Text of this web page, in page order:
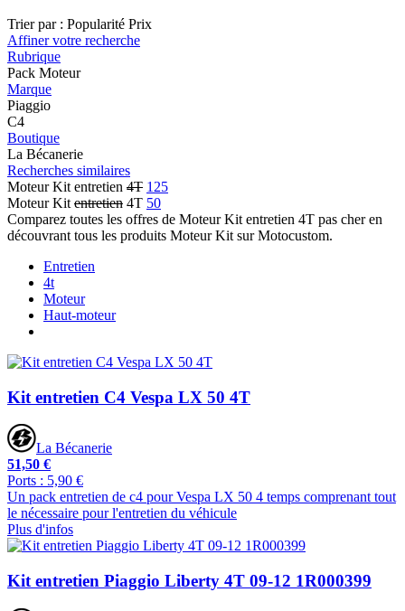
Trier par : Popularité Prix
Affiner votre recherche
Rubrique
Pack Moteur
Marque
Piaggio
C4
Boutique
La Bécanerie
Recherches similaires
Moteur Kit entretien 4T 125
Moteur Kit entretien 4T 50
Comparez toutes les offres de Moteur Kit entretien 4T pas cher en
découvrant tous les produits Moteur Kit sur Motocustom.
Entretien
4t
Moteur
Haut-moteur
Kit entretien C4 Vespa LX 50 4T
La Bécanerie
51,50 €
Ports : 5,90 €
Un pack entretien de c4 pour Vespa LX 50 4 temps comprenant tout
le nécessaire pour l'entretien du véhicule
Plus d'infos
Kit entretien Piaggio Liberty 4T 09-12 1R000399